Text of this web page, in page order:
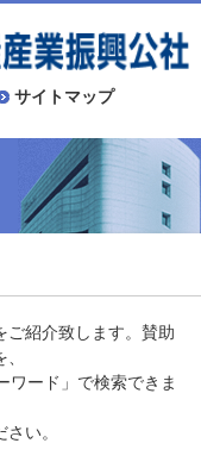
サイトマップ
ご紹介致します。賛助
ワード」で検索できま
い。